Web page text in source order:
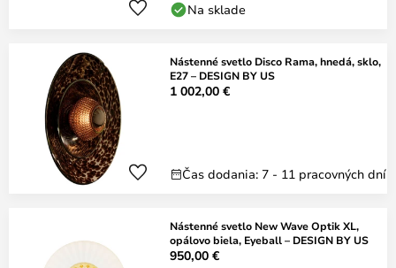
Na sklade
Nástenné svetlo Disco Rama, hnedá, sklo,
E27 – DESIGN BY US
1 002,00 €
Čas dodania: 7 - 11 pracovných dní
Nástenné svetlo New Wave Optik XL,
opálovo biela, Eyeball – DESIGN BY US
950,00 €